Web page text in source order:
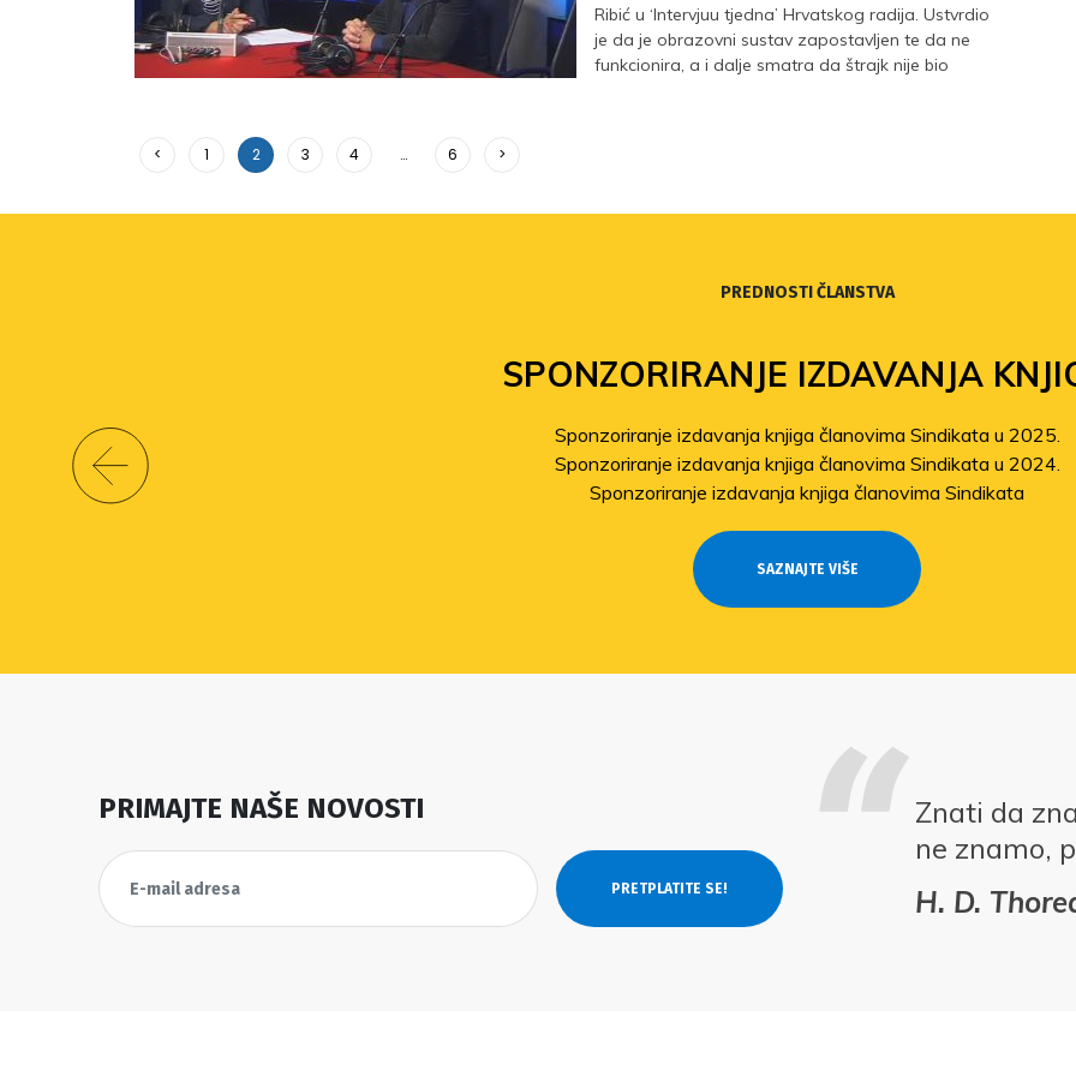
Ribić u ‘Intervjuu tjedna’ Hrvatskog radija. Ustvrdio
je da je obrazovni sustav zapostavljen te da ne
funkcionira, a i dalje smatra da štrajk nije bio
< 1 2 3 4 … 6 >
PREDNOSTI ČLANSTVA
SPONZORIRANJE IZDAVANJA
Sponzoriranje izdavanja knjiga članovima Sindikata u 2025.
Sponzoriranje izdavanja knjiga članovima Sindikata u 2024.
Sponzoriranje izdavanja knjiga članovima Sindikata
SAZNAJTE VIŠE
PRIMAJTE NAŠE NOVOSTI
Znati da
ne znamo,
H. D.